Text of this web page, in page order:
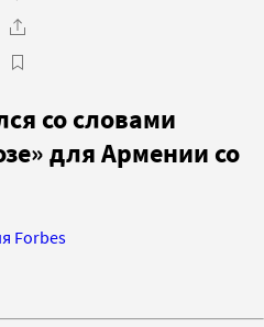
со словами
для Армении со
Forbes